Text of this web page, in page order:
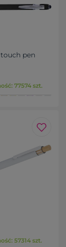
pen
77574 szt.
57314 szt.